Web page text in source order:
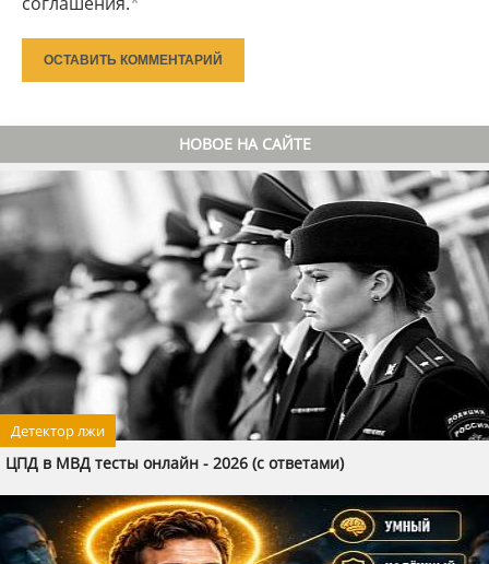
ОСТАВИТЬ КОММЕНТАРИЙ
НОВОЕ НА САЙТЕ
Детектор лжи
ЦПД в МВД тесты онлайн - 2026 (с ответами)